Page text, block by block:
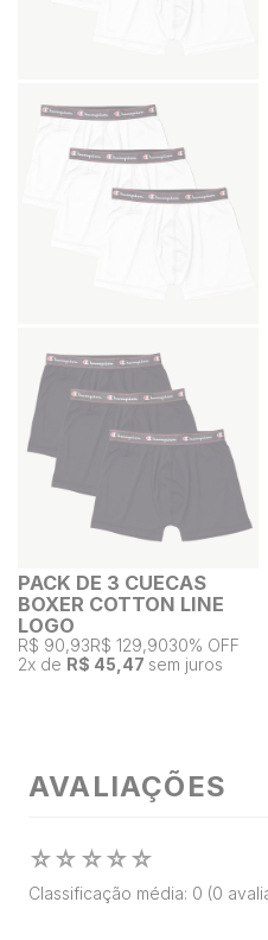
PACK DE 3 CUECAS
BOXER COTTON LINE
LOGO
R$ 90,93R$ 129,9030% OFF
2x de R$ 45,47 sem juros
AVALIAÇÕES
☆☆ ☆☆☆
Classificação média: 0 (0